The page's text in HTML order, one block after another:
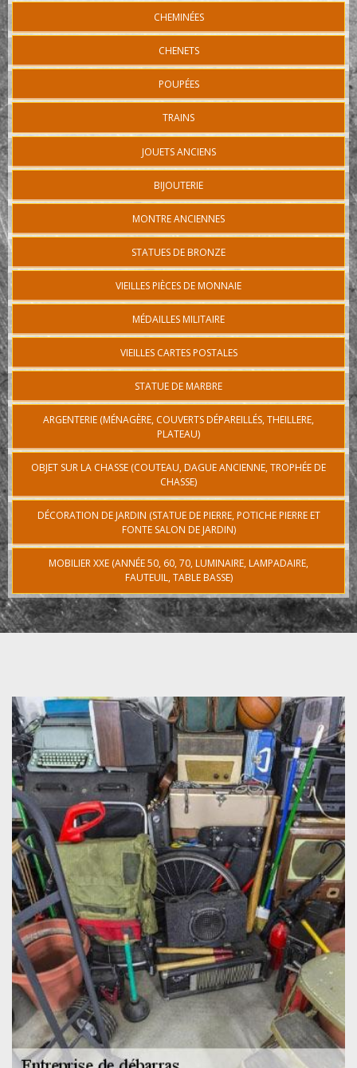
CHEMINÉES
CHENETS
POUPÉES
TRAINS
JOUETS ANCIENS
BIJOUTERIE
MONTRE ANCIENNES
STATUES DE BRONZE
VIEILLES PIÈCES DE MONNAIE
MÉDAILLES MILITAIRE
VIEILLES CARTES POSTALES
STATUE DE MARBRE
ARGENTERIE (MÉNAGÈRE, COUVERTS DÉPAREILLÉS, THEILLERE,
PLATEAU)
OBJET SUR LA CHASSE (COUTEAU, DAGUE ANCIENNE, TROPHÉE DE
CHASSE)
DÉCORATION DE JARDIN (STATUE DE PIERRE, POTICHE PIERRE ET
FONTE SALON DE JARDIN)
MOBILIER XXE (ANNÉE 50, 60, 70, LUMINAIRE, LAMPADAIRE,
FAUTEUIL, TABLE BASSE)